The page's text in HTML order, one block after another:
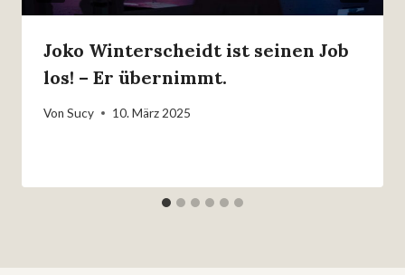
Joko Winterscheidt ist seinen Job
los! – Er übernimmt.
Von Sucy 10. März 2025